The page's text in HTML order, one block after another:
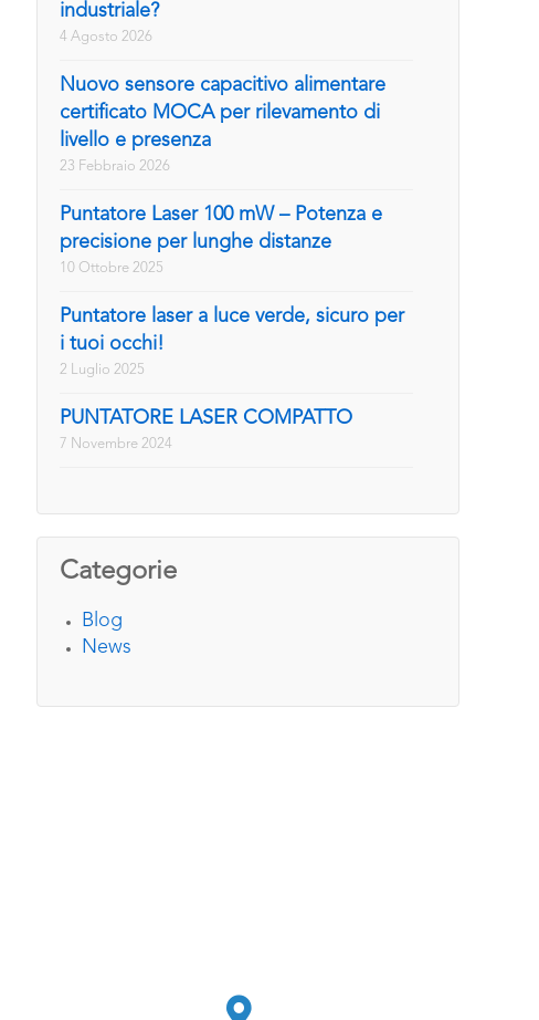
industriale?
4 Agosto 2026
Nuovo sensore capacitivo alimentare
certificato MOCA per rilevamento di
livello e presenza
23 Febbraio 2026
Puntatore Laser 100 mW – Potenza e
precisione per lunghe distanze
10 Ottobre 2025
Puntatore laser a luce verde, sicuro per
i tuoi occhi!
2 Luglio 2025
PUNTATORE LASER COMPATTO
7 Novembre 2024
Categorie
Blog
News